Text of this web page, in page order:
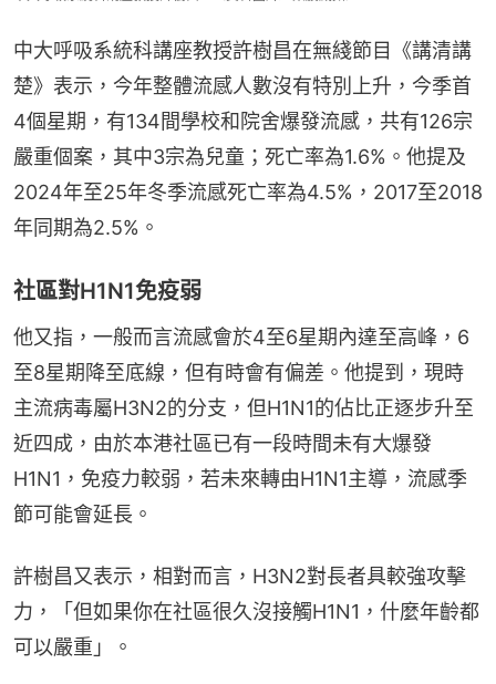
中大呼吸系統科講座教授許樹昌在無綫節目《講清講
楚》表示，今年整體流感人數沒有特別上升，今季首
4個星期，有134間學校和院舍爆發流感，共有126宗
嚴重個案，其中3宗為兒童；死亡率為1.6%。他提及
2024年至25年冬季流感死亡率為4.5%，2017至2018
年同期為2.5%。
社區對H1N1免疫弱
他又指，一般而言流感會於4至6星期內達至高峰，6
至8星期降至底線，但有時會有偏差。他提到，現時
主流病毒屬H3N2的分支，但H1N1的佔比正逐步升至
近四成，由於本港社區已有一段時間未有大爆發
H1N1，免疫力較弱，若未來轉由H1N1主導，流感季
節可能會延長。
許樹昌又表示，相對而言，H3N2對長者具較強攻擊
力，「但如果你在社區很久沒接觸H1N1，什麼年齡都
可以嚴重」。